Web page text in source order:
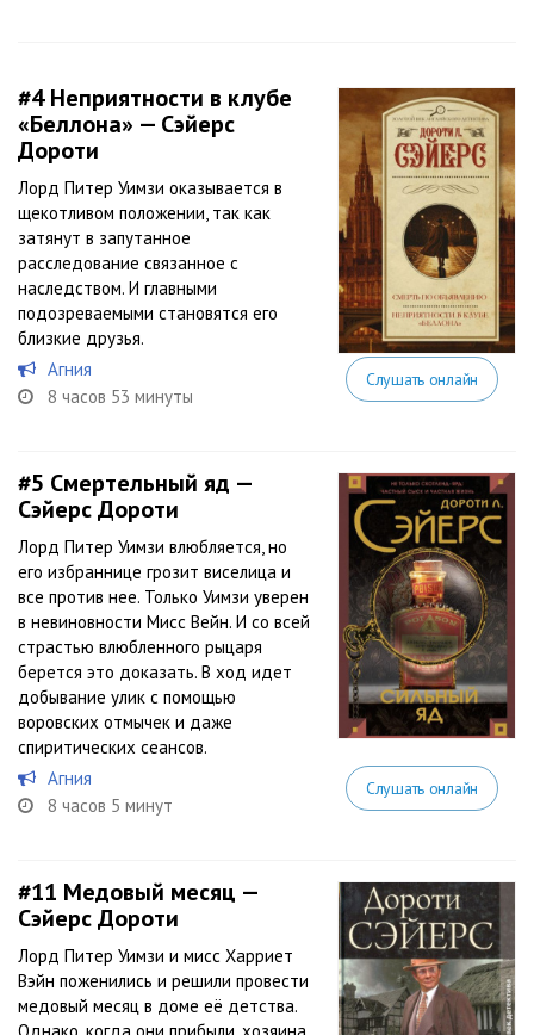
#4Неприятности в клубе
«Беллона» — Сэйерс
Дороти
Лорд Питер Уимзи оказывается в
щекотливом положении, так как
затянут в запутанное
расследование связанное с
наследством. И главными
подозреваемыми становятся его
близкие друзья.
Агния
8 часов 53 минуты
Слушать онлайн
#5 Смертельный яд —
Сэйерс Дороти
Лорд Питер Уимзи влюбляется, но
его избраннице грозит виселица и
все против нее. Только Уимзи уверен
в невиновности Мисс Вейн. И со всей
страстью влюбленного рыцаря
берется это доказать. В ход идет
добывание улик с помощью
воровских отмычек и даже
спиритических сеансов.
Агния
8 часов 5 минут
Слушать онлайн
#11 Медовый месяц —
Сэйерс Дороти
Лорд Питер Уимзи и мисс Харриет
Вэйн поженились и решили провести
медовый месяц в доме её детства.